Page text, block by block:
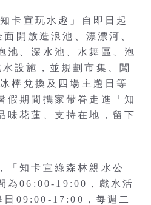
卡宣玩水趣」自即日起
開放造浪池、漂漂河、
池、深水池、水舞區、泡
設施，並規劃市集、闖
棒兌換及四場主題日等
假期間攜家帶眷走進「知
味花蓮、支持在地，留下
「知卡宣綠森林親水公
為06:00-19:00，戲水活
日09:00-17:00，每週二